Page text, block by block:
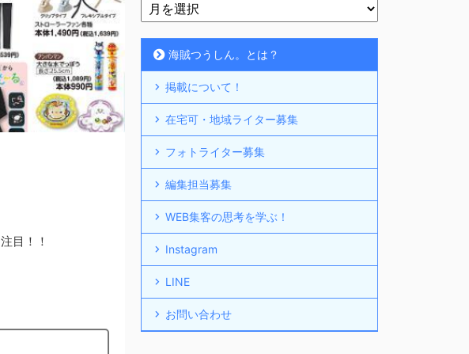
目！！
海賊つうしん。とは？
掲載について！
在宅可・地域ライター募集
フォトライター募集
編集担当募集
WEB集客の思考を学ぶ！
Instagram
LINE
お問い合わせ